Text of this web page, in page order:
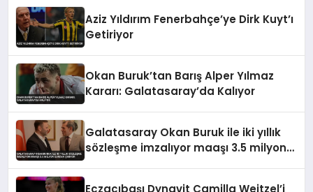
Aziz Yıldırım Fenerbahçe’ye Dirk Kuyt’ı
Getiriyor
Okan Buruk’tan Barış Alper Yılmaz
Kararı: Galatasaray’da Kalıyor
Galatasaray Okan Buruk ile iki yıllık
sözleşme imzalıyor maaşı 3.5 milyon
Eczacıbaşı Dynavit Camilla Weitzel’i